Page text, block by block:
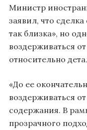
Министр
заявил, что
так близка», но
воздерживаться
относительно
«До ее
воздерживаться
содержания. В
прозрачного